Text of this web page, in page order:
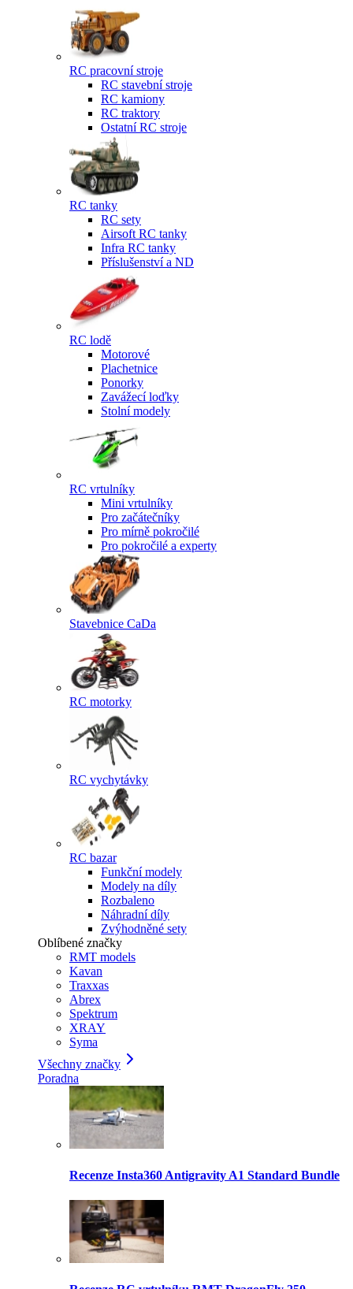
RC pracovní stroje
RC stavební stroje
RC kamiony
RC traktory
Ostatní RC stroje
RC tanky
RC sety
Airsoft RC tanky
Infra RC tanky
Příslušenství a ND
RC lodě
Motorové
Plachetnice
Ponorky
Zavážecí loďky
Stolní modely
RC vrtulníky
Mini vrtulníky
Pro začátečníky
Pro mírně pokročilé
Pro pokročilé a experty
Stavebnice CaDa
RC motorky
RC vychytávky
RC bazar
Funkční modely
Modely na díly
Rozbaleno
Náhradní díly
Zvýhodněné sety
Oblíbené značky
RMT models
Kavan
Traxxas
Abrex
Spektrum
XRAY
Syma
Všechny značky
Poradna
Recenze Insta360 Antigravity A1 Standard Bundle